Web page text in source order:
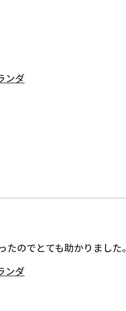
ンダ
のでとても助かりました。
ンダ